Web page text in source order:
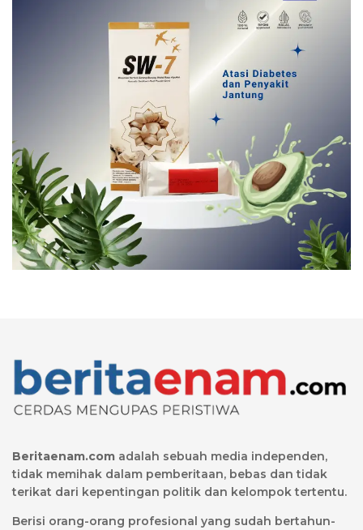
Beritaenam.com adalah sebuah media independen,
tidak memihak dalam pemberitaan, bebas dan tidak
terikat dari kepentingan politik dan kelompok tertentu.
Berisi orang-orang profesional yang sudah bertahun-